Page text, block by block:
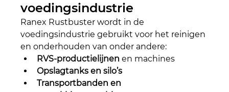
voedingsindustrie
Ranex Rustbuster wordt in de
voedingsindustrie gebruikt voor het reinigen
en onderhouden van onder andere:
RVS-productielijnen en machines
Opslagtanks en silo’s
Transportbanden en